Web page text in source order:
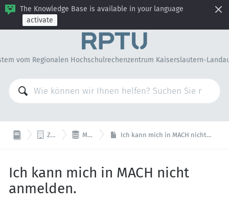
The Knowledge Base is available in your language
activate
vom Regionalen Hochschulrechenzentrum Kaiserslautern-
 ZV IT  MACH Ich kann mich in MACH nicht anmelden.
Ich kann mich in MACH nicht
anmelden.